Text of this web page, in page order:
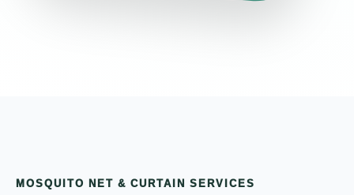
MOSQUITO NET & CURTAIN SERVICES